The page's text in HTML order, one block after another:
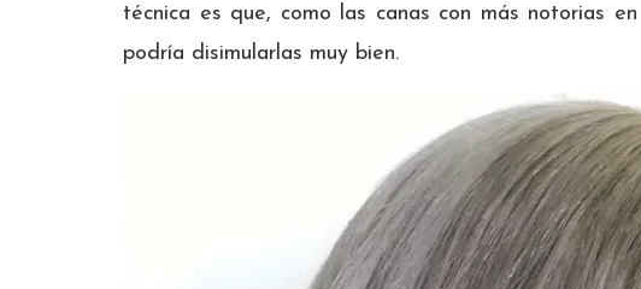
técnica es que, como las canas con más notorias
podría disimularlas muy bien.